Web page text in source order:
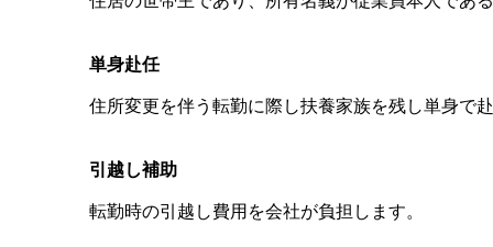
単身赴任
住所変更を伴う転勤に際し扶養家族を残し単身で
引越し補助
転勤時の引越し費用を会社が負担します。